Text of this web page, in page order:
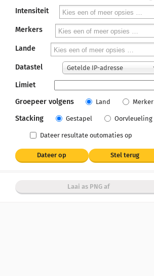
Intensiteit
Merkers
Lande
Datastel Getelde IP-adresse
Limiet
Groepeer volgens
Land Merker
Stacking Gestapel Oorvleueling
Dateer resultate outomaties op
Dateer op Stel terug
Laai as PNG af